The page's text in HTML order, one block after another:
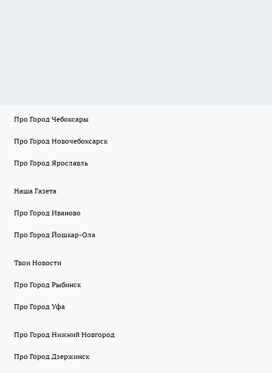
Про Город Чебоксары
Про Город Новочебоксарск
Про Город Ярославль
Наша Газета
Про Город Иваново
Про Город Йошкар-Ола
Твои Новости
Про Город Рыбинск
Про Город Уфа
Про Город Нижний Новгород
Про Город Дзержинск